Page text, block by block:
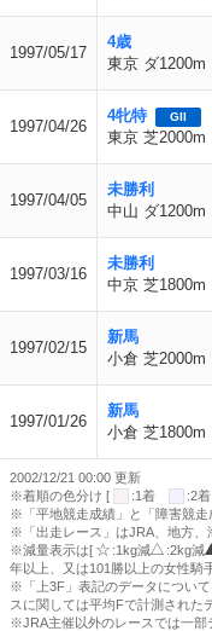
1997/05/17
4歳
東京 ダ1200m
1997/04/26
4牝特 GII
東京 芝2000m
1997/04/05
未勝利
中山 ダ1200m
1997/03/16
未勝利
中京 芝1800m
1997/02/15
新馬
小倉 芝2000m
1997/01/26
新馬
小倉 芝1800m
2002/12/21 00:00 更新
※着順の色分け [
:1着 :2
※「平地競走成績」と「障害競走
※「出走レース」はJRA、地方、
※減量表示は[
:1kg減 :2kg減
年以上、又は101勝以上の女性騎
※「上3F」表記のデータについ
スに関しては平均Fで計測された
※JRA主催以外のレースでは一部